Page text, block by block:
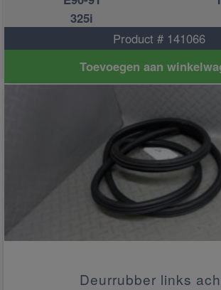
325i
Product # 141066
Toevoegen aan
Deurrubber links